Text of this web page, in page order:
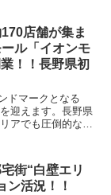
店舗が集ま
ル「イオンモ
！！長野県初
ドマークとなる
迎えます。長野県
アでも圧倒的な規
街“白壁エリ
ン活況！！